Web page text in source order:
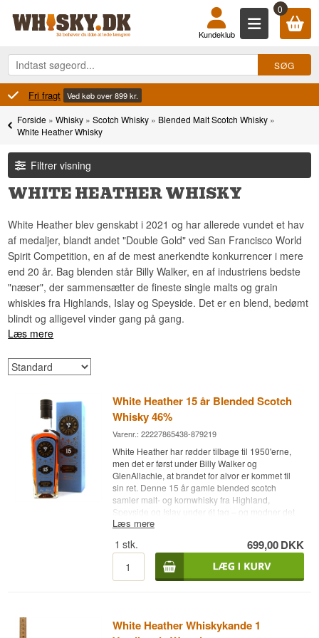
0
Kundeklub
Fri fragt Ved køb over 899 kr.
Forside »Whisky »Scotch Whisky » Blended Malt Scotch Whisky »
White Heather Whisky
Filtrer visning
WHITE HEATHER WHISKY
White Heather blev genskabt i 2021 og har allerede vundet et hav
af medaljer, blandt andet "Double Gold" ved San Francisco World
Spirit Competition, en af de mest anerkendte konkurrencer i mere
end 20 år. Bag blenden står Billy Walker, en af industriens bedste
"næser", der sammensætter de fineste single malts og grain
whiskies fra Highlands, Islay og Speyside. Det er en blend, bedømt
blindt og alligevel vinder gang på gang.
Læs mere
White Heather 15 år Blended Scotch
Whisky 46%
Varenr.: 22227865438-879219
White Heather har rødder tilbage til 1950'erne,
men det er først under Billy Walker og
GlenAllachie, at brandet for alvor er kommet til
sin ret. Denne 15 år gamle blended scotch
samler malt- og kornwhisky fra Highland,
Speyside og Islay under ét tag – og modner det
hele videre i GlenAllachies egne kældre.
Ekspertens beskrivelse
White Heather 15 år er en Blended Scotch
Whisky ved 46% ABV, sammensat af malt- og
af amerikansk eg og sherryfade.
Læs mere
1 stk. 699,00DKK
White Heather Whiskykande 1